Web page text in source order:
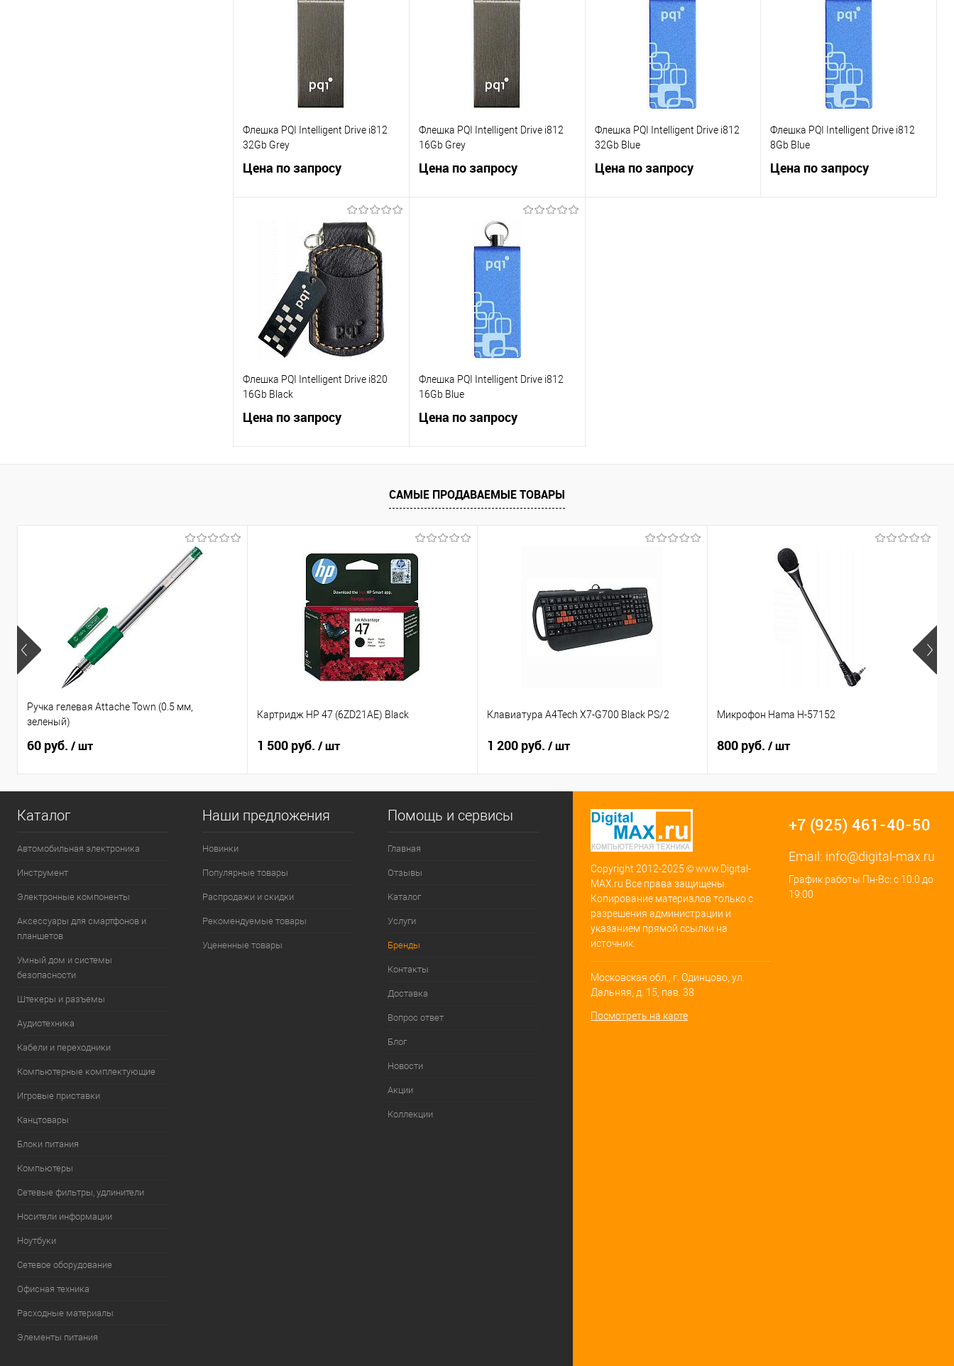
Купить в 1 клик Купить в 1 клик Купить в 1 клик
В избранное
Купить в 1 клик
В избранное
Флешка PQI Intelligent Drive i812
32Gb Grey
Цена по запросу
Запросить цену
Купить в 1 клик
Сравнение
В избранное
Недоступно
Флешка PQI Intelligent Drive i812
16Gb Grey
Цена по запросу
Запросить цену
Купить в 1 клик
В избранное
Флешка PQI Intelligent Drive i812
32Gb Blue
Цена по запросу
Флешка PQI Intelligent Drive i812
8Gb Blue
Цена по запросу
Флешка PQI Intelligent Drive i820
16Gb Black
Цена по запросу
Флешка PQI Intelligent Drive i812
16Gb Blue
Цена по запросу
В избранное
САМЫЕ ПРОДАВАЕМЫЕ ТОВАРЫ
Ручка гелевая Attache Town (0.5 мм,
зеленый)
60 руб. / шт
Картридж HP 47 (6ZD21AE) Black
1 500 руб. / шт
Клавиатура A4Tech X7-G700 Black PS/2
1 200 руб. / шт
Микрофон Hama H-57152
800 руб. / шт
Каталог
Автомобильная электроника
Инструмент
Электронные компоненты
Аксессуары для смартфонов и
планшетов
Умный дом и системы
безопасности
Штекеры и разъемы
Аудиотехника
Кабели и переходники
Компьютерные комплектующие
Игровые приставки
Канцтовары
Блоки питания
Компьютеры
Сетевые фильтры, удлинители
Носители информации
Ноутбуки
Сетевое оборудование
Офисная техника
Расходные материалы
Элементы питания
Наши предложения
Новинки
Популярные товары
Распродажи и скидки
Рекомендуемые товары
Уцененные товары
Помощь и сервисы
Главная
Отзывы
Каталог
Услуги
Бренды
Контакты
Доставка
Вопрос ответ
Блог
Новости
Акции
Коллекции
Copyright 2012-2025 © www.Digital-
MAX.ru Все права защищены.
Копирование материалов только с
разрешения администрации и
указанием прямой ссылки на
источник.
Московская обл., г. Одинцово, ул.
Дальняя, д. 15, пав. 38
Посмотреть на карте
+7 (925) 461-40-50
Email: info@digital-max.ru
График работы Пн-Вс: с 10:0 до
19:00